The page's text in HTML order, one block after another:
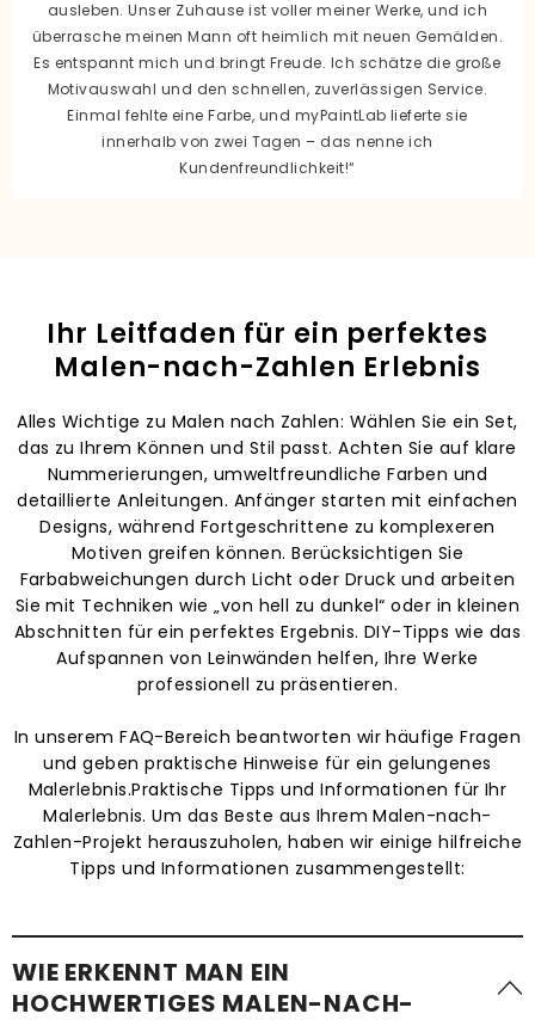
ausleben. Unser Zuhause ist voller meiner Werke, und ich
überrasche meinen Mann oft heimlich mit neuen Gemälden.
Es entspannt mich und bringt Freude. Ich schätze die große
Motivauswahl und den schnellen, zuverlässigen Service.
Einmal fehlte eine Farbe, und myPaintLab lieferte sie
innerhalb von zwei Tagen – das nenne ich
Kundenfreundlichkeit!“
Ihr Leitfaden für ein perfektes
Malen-nach-Zahlen Erlebnis
Alles Wichtige zu Malen nach Zahlen: Wählen Sie ein Set,
das zu Ihrem Können und Stil passt. Achten Sie auf klare
Nummerierungen, umweltfreundliche Farben und
detaillierte Anleitungen. Anfänger starten mit einfachen
Designs, während Fortgeschrittene zu komplexeren
Motiven greifen können. Berücksichtigen Sie
Farbabweichungen durch Licht oder Druck und arbeiten
Sie mit Techniken wie „von hell zu dunkel“ oder in kleinen
Abschnitten für ein perfektes Ergebnis. DIY-Tipps wie das
Aufspannen von Leinwänden helfen, Ihre Werke
professionell zu präsentieren.
In unserem FAQ-Bereich beantworten wir häufige Fragen
und geben praktische Hinweise für ein gelungenes
Malerlebnis.Praktische Tipps und Informationen für Ihr
Malerlebnis. Um das Beste aus Ihrem Malen-nach-
Zahlen-Projekt herauszuholen, haben wir einige hilfreiche
Tipps und Informationen zusammengestellt:
WIE ERKENNT MAN EIN
HOCHWERTIGES MALEN-NACH-